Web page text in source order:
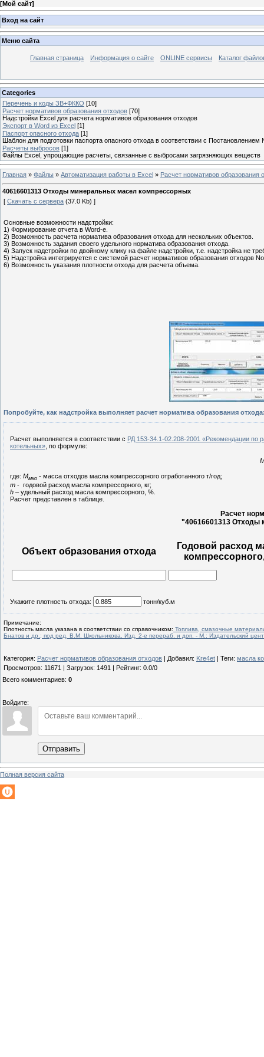
[Мой сайт]
Вход на сайт
Меню сайта
Главная страница Информация о сайте ONLINE сервисы Каталог
Categories
Перечень и коды ЗВ+ФККО [10]
Расчет нормативов образования отходов [70]
Надстройки Excel для расчета нормативов образования отходов
Экспорт в Word из Excel [1]
Паспорт опасного отхода [1]
Шаблон для подготовки паспорта опасного отхода в соответствии с
Расчеты выбросов [1]
Файлы Excel, упрощающие расчеты, связанные с выбросами загрязняющих веществ
Главная » Файлы » Автоматизация работы в Excel » Расчет нормативов образования
40616601313 Отходы минеральных масел компрессорных
[ Скачать с сервера (37.0 Kb) ]
Основные возможности надстройки:
1) Формирование отчета в Word-е.
2) Возможность расчета норматива образования отхода для нескольких объектов.
3) Возможность задания своего удельного норматива образования отхода.
4) Запуск надстройки по двойному клику на файле надстройки, т.е. надстройка не
5) Надстройка интегрируется с системой расчет нормативов образования отходов
6) Возможность указания плотности отхода для расчета объема.
Попробуйте, как надстройка выполняет расчет норматива образования
Расчет выполняется в соответствии с РД 153-34.1-02.208-2001 «Рекомендации по
котельных» , по формуле:
где: Ммко - масса отходов масла компрессорного отработанного т/год;
m - годовой расход масла компрессорного, кг;
h – удельный расход масла компрессорного, %.
Расчет представлен в таблице.
Расчет
"40616601313 Отходы
Объект образования отхода
Годовой расход
Укажите плотность отхода: тонн/куб.м
Примечание:
Плотность масла указана в соответствии со справочником: Топлива, смазочные
Бнатов и др.; под ред. В.М. Школьникова. Изд. 2-е перераб. и доп. - М.: Издательский
Категория: Расчет нормативов образования отходов Добавил: Kre4et Теги: масла
Просмотров: 11671 Загрузок: 1491 Рейтинг: 0.0/0
Всего комментариев: 0
Войдите:
Отправить
Полная версия сайта